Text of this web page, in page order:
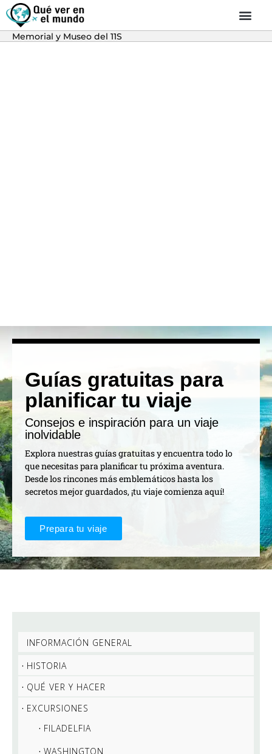
Memorial y Museo del 11S
Guías gratuitas para
planificar tu viaje
Consejos e inspiración para un viaje
inolvidable
Explora nuestras guías gratuitas y encuentra todo lo
que necesitas para planificar tu próxima aventura.
Desde los rincones más emblemáticos hasta los
secretos mejor guardados, ¡tu viaje comienza aquí!
Prepara tu viaje
INFORMACIÓN GENERAL
HISTORIA
QUÉ VER Y HACER
EXCURSIONES
FILADELFIA
WASHINGTON